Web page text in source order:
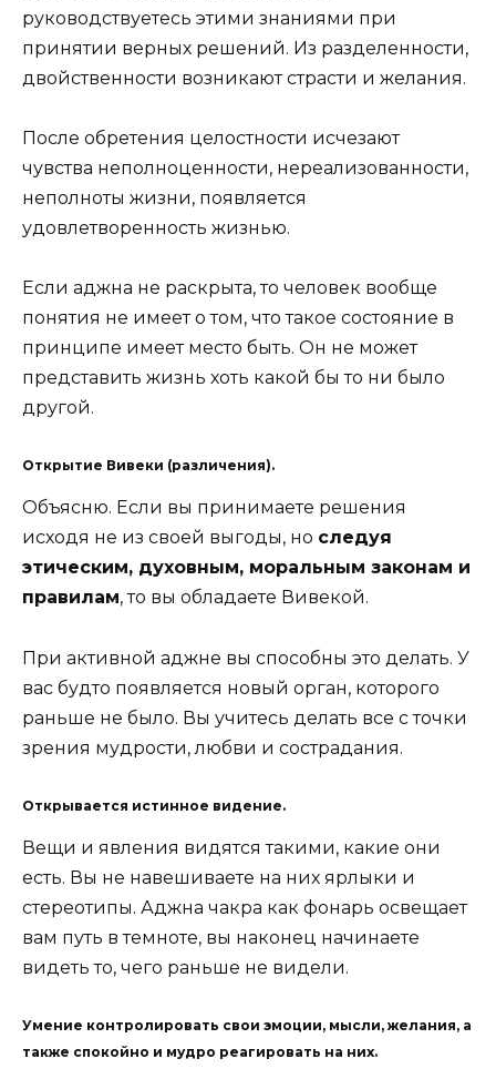
руководствуетесь этими знаниями при
принятии верных решений. Из разделенности,
двойственности возникают страсти и желания.
После обретения целостности исчезают
чувства неполноценности, нереализованности,
неполноты жизни, появляется
удовлетворенность жизнью.
Если аджна не раскрыта, то человек вообще
понятия не имеет о том, что такое состояние в
принципе имеет место быть. Он не может
представить жизнь хоть какой бы то ни было
другой.
Открытие Вивеки (различения).
Объясню. Если вы принимаете решения
исходя не из своей выгоды, но следуя
этическим, духовным, моральным законам и
правилам, то вы обладаете Вивекой.
При активной аджне вы способны это делать. У
вас будто появляется новый орган, которого
раньше не было. Вы учитесь делать все с точки
зрения мудрости, любви и сострадания.
Открывается истинное видение.
Вещи и явления видятся такими, какие они
есть. Вы не навешиваете на них ярлыки и
стереотипы. Аджна чакра как фонарь освещает
вам путь в темноте, вы наконец начинаете
видеть то, чего раньше не видели.
Умение контролировать свои эмоции, мысли, желания, а
также спокойно и мудро реагировать на них.